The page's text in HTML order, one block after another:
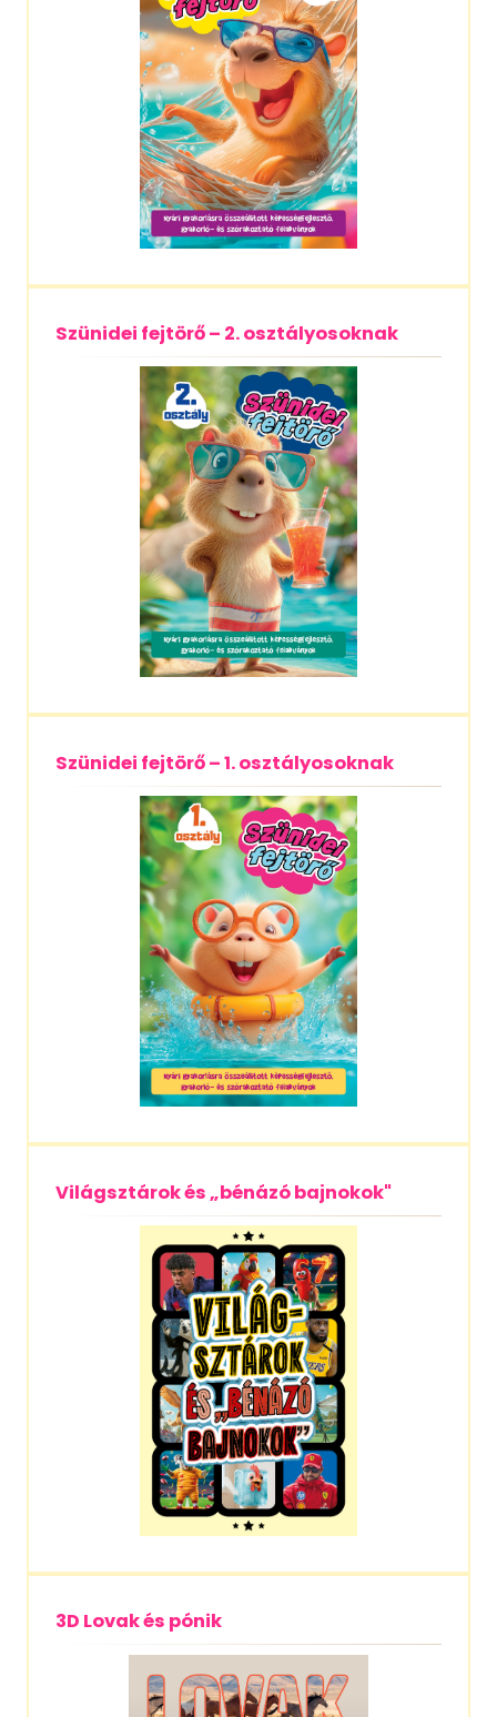
Szünidei fejtörő – 2. osztályosoknak
Szünidei fejtörő – 1. osztályosoknak
Világsztárok és „bénázó bajnokok"
3D Lovak és pónik